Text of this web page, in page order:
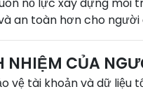
an toàn hơn cho người
NHIỆM CỦA
vệ tài khoản và dữ liệu